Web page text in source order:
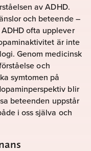
av ADHD.
och beteende –
ofta upplever
är inte
Genom medicinsk
och
symtomen på
blir
beteenden uppstår
i oss själva och